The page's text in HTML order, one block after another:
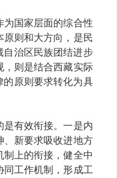
为国家层面的综合性
原则和大方向，是民
自治区民族团结进步
，则是结合西藏实际
的原则要求转化为具
是有效衔接。一是内
、新要求吸收进地方
制上的衔接，健全中
同工作机制，形成工